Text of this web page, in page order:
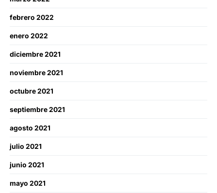
febrero 2022
enero 2022
diciembre 2021
noviembre 2021
octubre 2021
septiembre 2021
agosto 2021
julio 2021
junio 2021
mayo 2021